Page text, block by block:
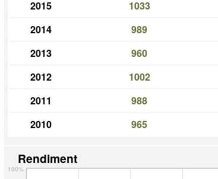
2015
1033
2014
989
2013
960
2012
1002
2011
988
2010
965
Rendiment
100%